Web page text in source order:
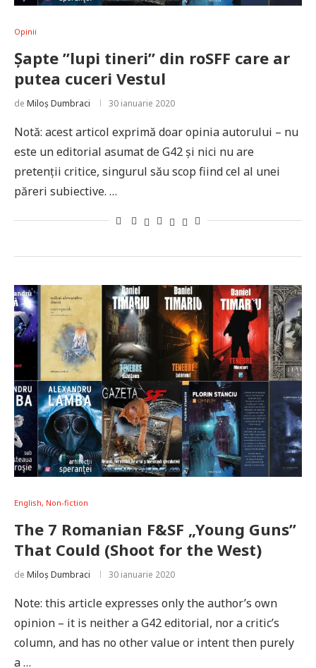
Opinii
Șapte ”lupi tineri” din roSFF care ar
putea cuceri Vestul
de Miloș Dumbraci 30 ianuarie 2020
Notă: acest articol exprimă doar opinia autorului – nu
este un editorial asumat de G42 și nici nu are
pretenții critice, singurul său scop fiind cel al unei
păreri subiective. …
English, Non-fiction
The 7 Romanian F&SF „Young Guns”
That Could (Shoot for the West)
de Miloș Dumbraci 30 ianuarie 2020
Note: this article expresses only the author’s own
opinion – it is neither a G42 editorial, nor a critic’s
column, and has no other value or intent then purely
a …